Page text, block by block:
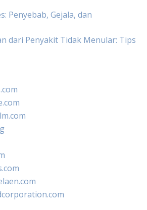
Penyebab, Gejala, dan
dari Penyakit Tidak Menular: Tips